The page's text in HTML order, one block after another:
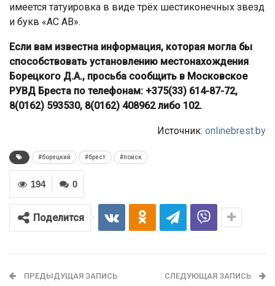
имеется татуировка в виде трёх шестиконечных звезд
и букв «АС АВ».
Если вам известна информация, которая могла бы
способствовать установлению местонахождения
Борецкого Д.А., просьба сообщить в Московское
РУВД Бреста по телефонам: +375(33) 614-87-72,
8(0162) 593530, 8(0162) 408962 либо 102.
Источник: onlinebrest.by
#борецкий #брест #поиск
0
194
Поделится
ПРЕДЫДУЩАЯ ЗАПИСЬ СЛЕДУЮЩАЯ ЗАПИСЬ